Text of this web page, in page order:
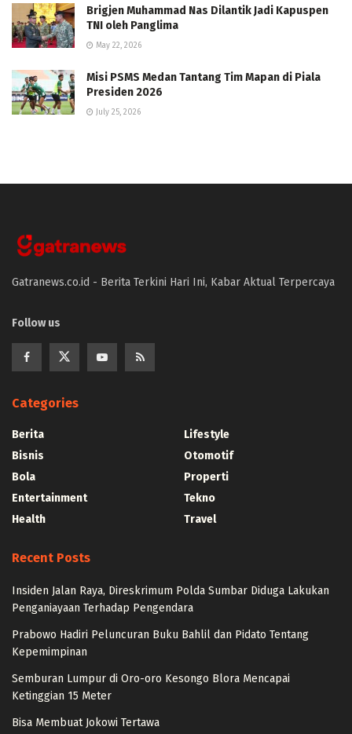
Brigjen Muhammad Nas Dilantik Jadi Kapuspen
TNI oleh Panglima
May 22, 2026
Misi PSMS Medan Tantang Tim Mapan di Piala
Presiden 2026
July 25, 2026
Gatranews.co.id - Berita Terkini Hari Ini, Kabar Aktual Terpercaya
Follow us
Categories
Berita
Bisnis
Bola
Entertainment
Health
Lifestyle
Otomotif
Properti
Tekno
Travel
Recent Posts
Insiden Jalan Raya, Direskrimum Polda Sumbar Diduga Lakukan
Penganiayaan Terhadap Pengendara
Prabowo Hadiri Peluncuran Buku Bahlil dan Pidato Tentang
Kepemimpinan
Semburan Lumpur di Oro-oro Kesongo Blora Mencapai
Ketinggian 15 Meter
Bisa Membuat Jokowi Tertawa